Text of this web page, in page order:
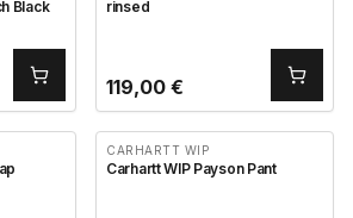
Black
rinsed
119,00 €
CARHARTT WIP
Carhartt WIP Payson Pant